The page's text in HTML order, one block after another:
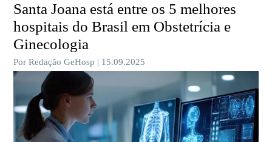
Santa Joana está entre os 5 melhores
hospitais do Brasil em Obstetrícia e
Ginecologia
Por Redação GeHosp | 15.09.2025